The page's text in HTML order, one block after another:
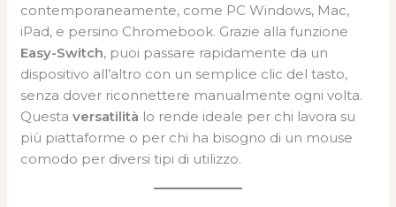
contemporaneamente, come PC Windows, Mac,
iPad, e persino Chromebook. Grazie alla funzione
Easy-Switch, puoi passare rapidamente da un
dispositivo all’altro con un semplice clic del tasto,
senza dover riconnettere manualmente ogni volta.
Questaversatilità lo rende ideale per chi lavora su
più piattaforme o per chi ha bisogno di un mouse
comodo per diversi tipi di utilizzo.